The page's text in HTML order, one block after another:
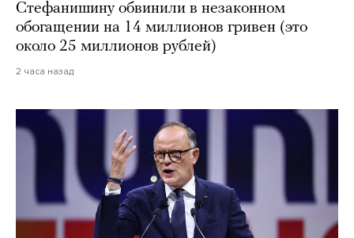
Стефанишину обвинили в незаконном
обогащении на 14 миллионов гривен (это
около 25 миллионов рублей)
2 часа назад